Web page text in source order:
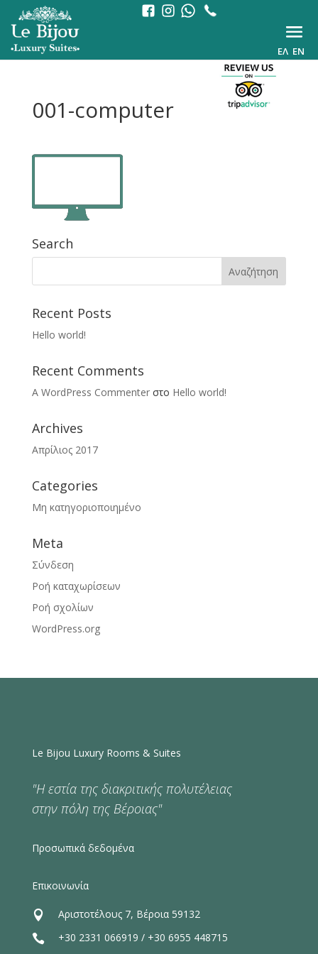
ΕΛ EN
001-computer
Search
Recent Posts
Hello world!
Recent Comments
A WordPress Commenterστο Hello world!
Archives
Απρίλιος 2017
Categories
Μη κατηγοριοποιημένο
Meta
Σύνδεση
Ροή καταχωρίσεων
Ροή σχολίων
WordPress.org
Le Bijou Luxury Rooms & Suites
"Η εστία της διακριτικής πολυτέλειας
στην πόλη της Βέροιας"
Προσωπικά δεδομένα
Επικοινωνία
 Αριστοτέλους 7, Βέροια 59132
 +30 2331 066919 / +30 6955 448715